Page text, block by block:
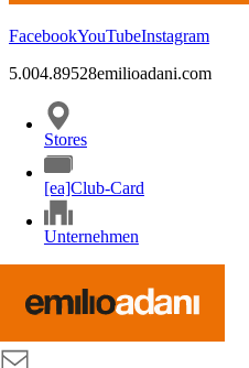
FacebookYouTubeInstagram
5.004.89528emilioadani.com
Stores
[ea]Club-Card
Unternehmen